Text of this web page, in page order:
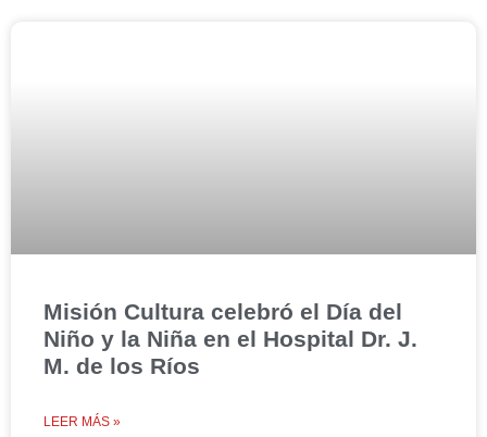
Misión Cultura celebró el Día del
Niño y la Niña en el Hospital Dr. J.
M. de los Ríos
LEER MÁS »